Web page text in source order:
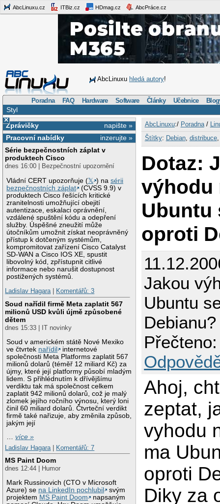
AbcLinuxu.cz ITBiz.cz HDmag.cz AbcPráce.cz
AbcLinuxu hledá autory!
Poradna FAQ Hardware Software Články Učebnice
Styl
×
napište »
Zprávičky
inzerujte »
Pracovní nabídky
Série bezpečnostních záplat v
produktech Cisco
dnes 16:00 | Bezpečnostní upozornění
Vládní CERT upozorňuje (𝕏 ) nasérii
bezpečnostních záplat
(CVSS 9.9) v
produktech Cisco řešících kritické
zranitelnosti umožňující obejití
autentizace, eskalaci oprávnění,
vzdálené spuštění kódu a odepření
služby. Úspěšné zneužití může
útočníkům umožnit získat neoprávněný
přístup k dotčeným systémům,
kompromitovat zařízení Cisco Catalyst
SD-WAN a Cisco IOS XE, spustit
libovolný kód, zpřístupnit citlivé
informace nebo narušit dostupnost
postižených systémů.
Ladislav Hagara| Komentářů: 3
Soud nařídil firmě Meta zaplatit 567
milionů USD kvůli újmě způsobené
dětem
dnes 15:33 | IT novinky
Soud v americkém státě Nové Mexiko
ve čtvrtek nařídil
internetové
společnosti Meta Platforms zaplatit 567
milionů dolarů (téměř 12 miliard Kč) za
újmy, které její platformy působí mladým
lidem. S přihlédnutím k dřívějšímu
verdiktu tak má společnost celkem
zaplatit 942 milionů dolarů, což je malý
zlomek jejího ročního výnosu, který loni
činil 60 miliard dolarů. Čtvrteční verdikt
firmě také nařizuje, aby změnila způsob,
jakým její
…více »
Ladislav Hagara
Komentářů: 7
MS Paint Doom
dnes 12:44 | Humor
Mark Russinovich (CTO v Microsoft
Azure) se na LinkedIn pochlubil
svým
projektem MS Paint Doom
napsaným
AbcLinuxu:/ Poradna/
Štítky: Debian, distribuce
Dotaz:
výhodu
Ubuntu
oproti
Jakou
Ubuntu
Debianu?
Ahoj,
zeptat,
vyhodu
ma
oproti
Diky za